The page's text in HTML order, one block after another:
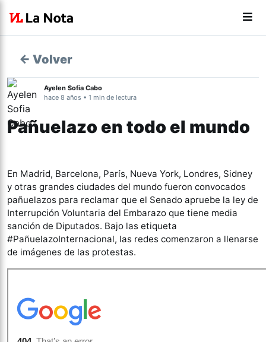
← Volver
Ayelen Sofia Cabo
hace 8 años • 1 min de lectura
Pañuelazo en todo el mundo
En Madrid, Barcelona, París, Nueva York, Londres, Sidney
y otras grandes ciudades del mundo fueron convocados
pañuelazos para reclamar que el Senado apruebe la ley de
Interrupción Voluntaria del Embarazo que tiene media
sanción de Diputados. Bajo las etiqueta
#PañuelazoInternacional, las redes comenzaron a llenarse
de imágenes de las protestas.